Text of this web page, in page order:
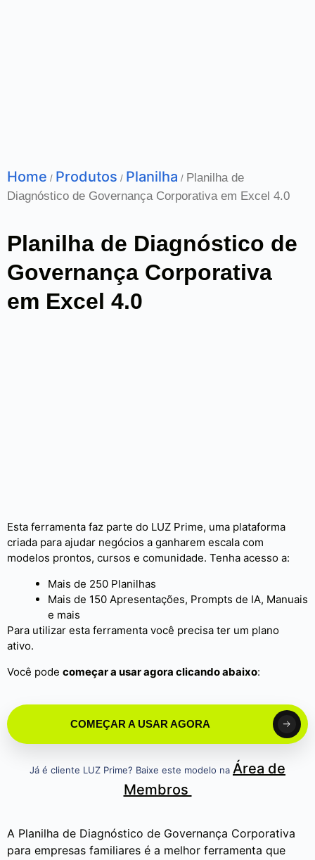
Home / Produtos / Planilha / Planilha de
Diagnóstico de Governança Corporativa em Excel 4.0
Planilha de Diagnóstico de
Governança Corporativa
em Excel 4.0
Esta ferramenta faz parte do LUZ Prime, uma plataforma
criada para ajudar negócios a ganharem escala com
modelos prontos, cursos e comunidade. Tenha acesso a:
Mais de 250 Planilhas
Mais de 150 Apresentações, Prompts de IA, Manuais
e mais
Para utilizar esta ferramenta você precisa ter um plano
ativo.
Você pode começar a usar agora clicando abaixo:
COMEÇAR A USAR AGORA
Já é cliente LUZ Prime? Baixe este modelo na Área de
Membros
A Planilha de Diagnóstico de Governança Corporativa
para empresas familiares é a melhor ferramenta que